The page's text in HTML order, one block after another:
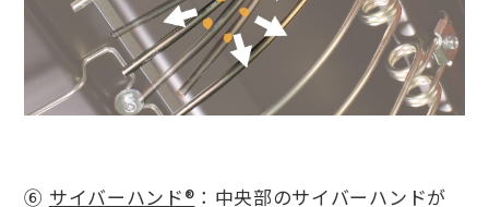
⑥ サイバーハンド® ： 中央部のサイバーハンドが